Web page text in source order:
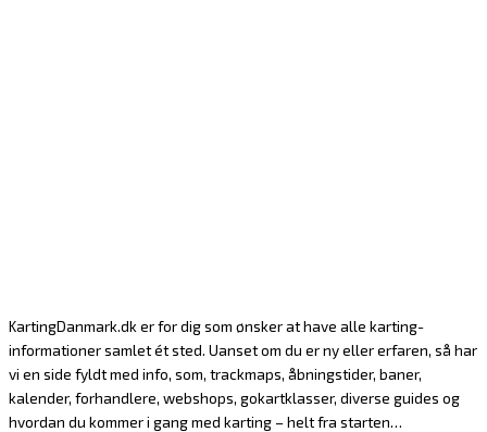
KartingDanmark.dk er for dig som ønsker at have alle karting-
informationer samlet ét sted. Uanset om du er ny eller erfaren, så har
vi en side fyldt med info, som, trackmaps, åbningstider, baner,
kalender, forhandlere, webshops, gokartklasser, diverse guides og
hvordan du kommer i gang med karting – helt fra starten…